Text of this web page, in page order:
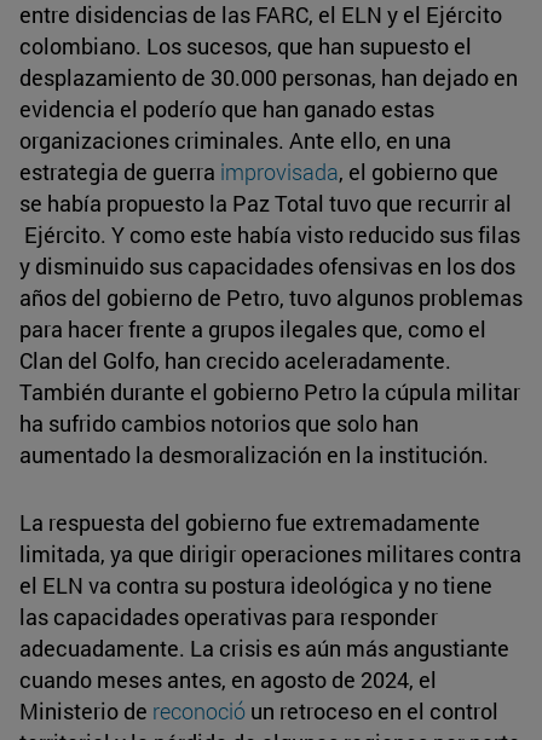
entre disidencias de las FARC, el ELN y el Ejército
colombiano. Los sucesos, que han supuesto el
desplazamiento de 30.000 personas, han dejado en
evidencia el poderío que han ganado estas
organizaciones criminales. Ante ello, en una
estrategia de guerra improvisada, el gobierno que
se había propuesto la Paz Total tuvo que recurrir al
Ejército. Y como este había visto reducido sus filas
y disminuido sus capacidades ofensivas en los dos
años del gobierno de Petro, tuvo algunos problemas
para hacer frente a grupos ilegales que, como el
Clan del Golfo, han crecido aceleradamente.
También durante el gobierno Petro la cúpula militar
ha sufrido cambios notorios que solo han
aumentado la desmoralización en la institución.
La respuesta del gobierno fue extremadamente
limitada, ya que dirigir operaciones militares contra
el ELN va contra su postura ideológica y no tiene
las capacidades operativas para responder
adecuadamente. La crisis es aún más angustiante
cuando meses antes, en agosto de 2024, el
Ministerio de reconoció un retroceso en el control